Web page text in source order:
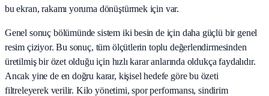
bu ekran, rakamı yoruma dönüştürmek için var.
Genel sonuç bölümünde sistem iki besin de için daha güçlü bir genel
resim çiziyor. Bu sonuç, tüm ölçütlerin toplu değerlendirmesinden
üretilmiş bir özet olduğu için hızlı karar anlarında oldukça faydalıdır.
Ancak yine de en doğru karar, kişisel hedefe göre bu özeti
filtreleyerek verilir. Kilo yönetimi, spor performansı, sindirim